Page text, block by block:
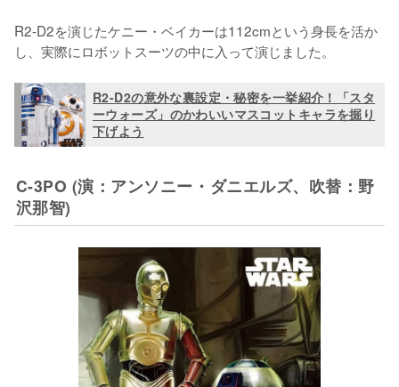
R2-D2を演じたケニー・ベイカーは112cmという身長を活か
し、実際にロボットスーツの中に入って演じました。
R2-D2の意外な裏設定・秘密を一挙紹介！「スタ
ーウォーズ」のかわいいマスコットキャラを掘り
下げよう
C-3PO (演：アンソニー・ダニエルズ、吹替：野
沢那智)